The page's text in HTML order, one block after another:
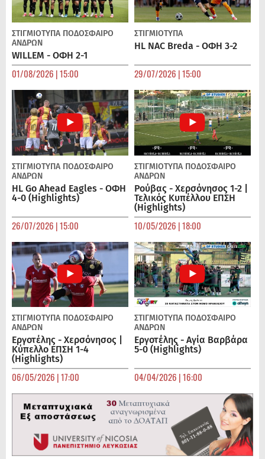
ΣΤΙΓΜΙΟΤΥΠΑ ΠΟΔΌΣΦΑΙΡΟ
ΑΝΔΡΏΝ
WILLEM - ΟΦΗ 2-1
01/08/2026 | 15:00
ΣΤΙΓΜΙΟΤΥΠΑ
HL NAC Breda - ΟΦΗ 3-2
29/07/2026 | 15:00
ΣΤΙΓΜΙΟΤΥΠΑ ΠΟΔΌΣΦΑΙΡΟ
ΑΝΔΡΏΝ
HL Go Ahead Eagles - ΟΦΗ
4-0 (Highlights)
26/07/2026 | 15:00
ΣΤΙΓΜΙΟΤΥΠΑ ΠΟΔΌΣΦΑΙΡΟ
ΑΝΔΡΏΝ
Ρούβας - Χερσόνησος 1-2 |
Τελικός Κυπέλλου ΕΠΣΗ
(Highlights)
10/05/2026 | 18:00
ΣΤΙΓΜΙΟΤΥΠΑ ΠΟΔΌΣΦΑΙΡΟ
ΑΝΔΡΏΝ
Εργοτέλης - Χερσόνησος |
Κύπελλο ΕΠΣΗ 1-4
(Highlights)
06/05/2026 | 17:00
ΣΤΙΓΜΙΟΤΥΠΑ ΠΟΔΌΣΦΑΙΡΟ
ΑΝΔΡΏΝ
Εργοτέλης - Αγία Βαρβάρα
5-0 (Highlights)
04/04/2026 | 16:00